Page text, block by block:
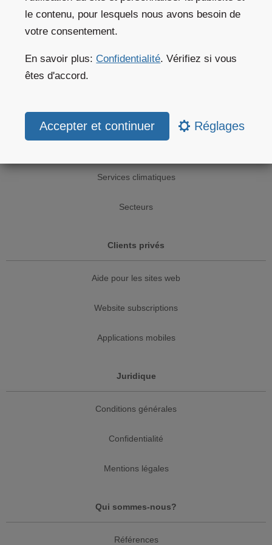
le contenu, pour lesquels nous avons besoin de
votre consentement.
En savoir plus:Confidentialité. Vérifiez si vous
êtes d'accord.
Réglages
Météo aujourd'hui
Solutions commerciales
Services climatiques
Secteurs
Clients privés
Aide pour les sites web
Website subscriptions
Applications mobiles
Juridique
Conditions générales
Confidentialité
Mentions légales
Qui sommes-nous?
Références